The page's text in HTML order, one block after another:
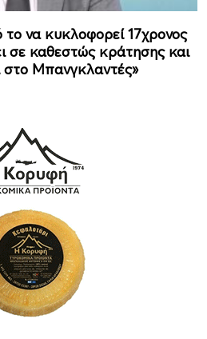
να κυκλοφορεί 17χρονος
σε καθεστώς κράτησης και
στο Μπανγκλαντές»